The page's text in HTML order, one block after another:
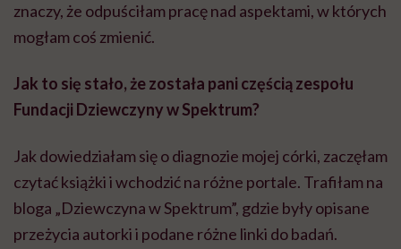
znaczy, że odpuściłam pracę nad aspektami, w których
mogłam coś zmienić.
Jak to się stało, że została pani częścią zespołu
Fundacji Dziewczyny w Spektrum?
Jak dowiedziałam się o diagnozie mojej córki, zaczęłam
czytać książki i wchodzić na różne portale. Trafiłam na
bloga „Dziewczyna w Spektrum”, gdzie były opisane
przeżycia autorki i podane różne linki do badań.